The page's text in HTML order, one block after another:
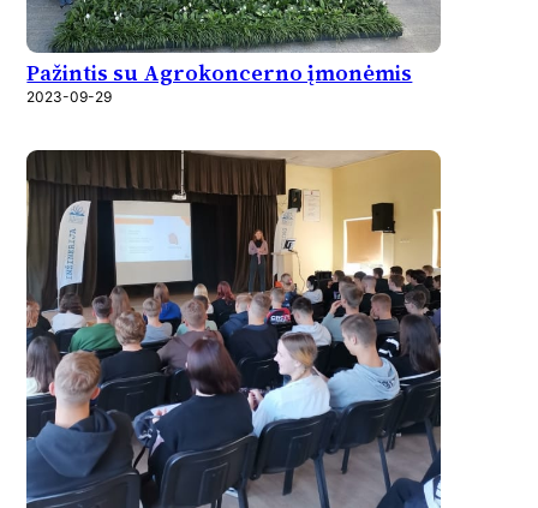
Pažintis su Agrokoncerno įmonėmis
2023-09-29